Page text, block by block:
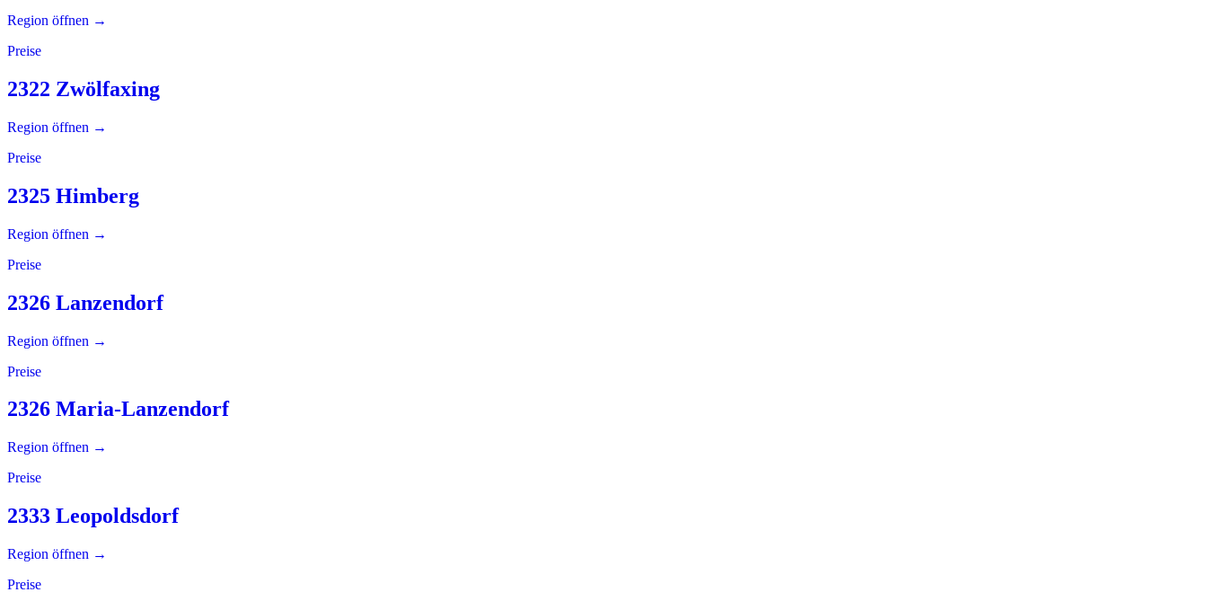
Region öffnen →
Preise
2322 Zwölfaxing
Region öffnen →
Preise
2325 Himberg
Region öffnen →
Preise
2326 Lanzendorf
Region öffnen →
Preise
2326 Maria-Lanzendorf
Region öffnen →
Preise
2333 Leopoldsdorf
Region öffnen →
Preise